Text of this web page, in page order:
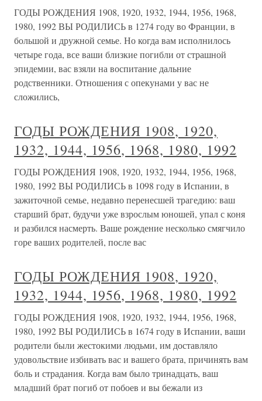
ГОДЫ РОЖДЕНИЯ 1908, 1920, 1932, 1944, 1956, 1968,
1980, 1992 ВЫ РОДИЛИСЬ в 1274 году во Франции, в
большой и дружной семье. Но когда вам исполнилось
четыре года, все ваши близкие погибли от страшной
эпидемии, вас взяли на воспитание дальние
родственники. Отношения с опекунами у вас не
сложились,
ГОДЫ РОЖДЕНИЯ 1908, 1920,
1932, 1944, 1956, 1968, 1980, 1992
ГОДЫ РОЖДЕНИЯ 1908, 1920, 1932, 1944, 1956, 1968,
1980, 1992 ВЫ РОДИЛИСЬ в 1098 году в Испании, в
зажиточной семье, недавно перенесшей трагедию: ваш
старший брат, будучи уже взрослым юношей, упал с коня
и разбился насмерть. Ваше рождение несколько смягчило
горе ваших родителей, после вас
ГОДЫ РОЖДЕНИЯ 1908, 1920,
1932, 1944, 1956, 1968, 1980, 1992
ГОДЫ РОЖДЕНИЯ 1908, 1920, 1932, 1944, 1956, 1968,
1980, 1992 ВЫ РОДИЛИСЬ в 1674 году в Испании, ваши
родители были жестокими людьми, им доставляло
удовольствие избивать вас и вашего брата, причинять вам
боль и страдания. Когда вам было тринадцать, ваш
младший брат погиб от побоев и вы бежали из